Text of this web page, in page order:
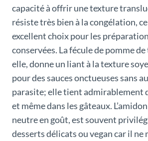
capacité à offrir une texture
résiste très bien à la congélation,
excellent choix pour les
conservées. La fécule de pomme
elle, donne un liant à la texture
pour des sauces onctueuses sans
parasite; elle tient admirablement
et même dans les gâteaux.
neutre en goût, est souvent
desserts délicats ou vegan car il ne